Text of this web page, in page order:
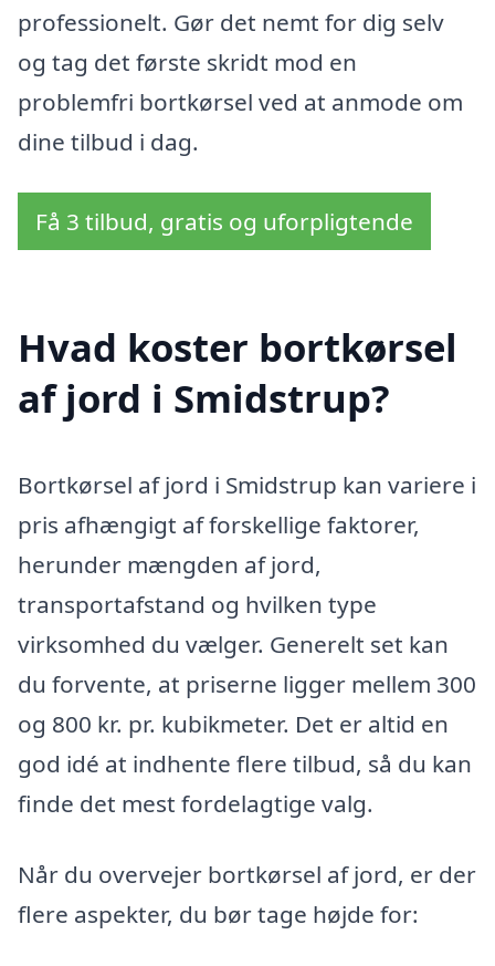
professionelt. Gør det nemt for dig selv
og tag det første skridt mod en
problemfri bortkørsel ved at anmode om
dine tilbud i dag.
Få 3 tilbud, gratis og uforpligtende
Hvad koster bortkørsel
af jord i Smidstrup?
Bortkørsel af jord i Smidstrup kan variere i
pris afhængigt af forskellige faktorer,
herunder mængden af jord,
transportafstand og hvilken type
virksomhed du vælger. Generelt set kan
du forvente, at priserne ligger mellem 300
og 800 kr. pr. kubikmeter. Det er altid en
god idé at indhente flere tilbud, så du kan
finde det mest fordelagtige valg.
Når du overvejer bortkørsel af jord, er der
flere aspekter, du bør tage højde for: